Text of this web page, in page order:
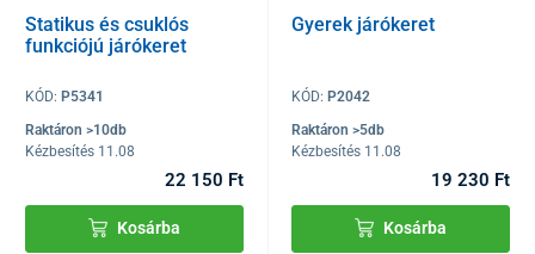
Statikus és csuklós
funkciójú járókeret
KÓD: P5341
Raktáron >10db
Kézbesítés 11.08
22 150 Ft
Kosárba
Gyerek járókeret
KÓD:P2042
Raktáron >5db
Kézbesítés 11.08
19 230 Ft
Kosárba